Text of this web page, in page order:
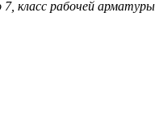
рабочей арматуры